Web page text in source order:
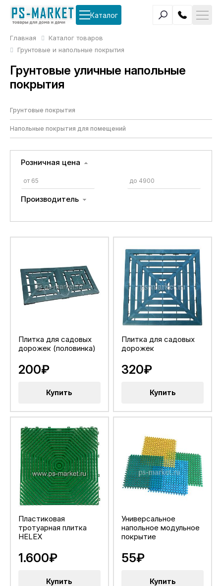
Каталог
Главная
Каталог товаров
Грунтовые и напольные покрытия
Грунтовые уличные напольные
покрытия
Грунтовые покрытия
Напольные покрытия для помещений
Розничная цена
Производитель
Плитка для садовых
дорожек (половинка)
200₽
Купить
Плитка для садовых
дорожек
320₽
Купить
Пластиковая
тротуарная плитка
HELEX
1.600₽
Купить
Универсальное
напольное модульное
покрытие
55₽
Купить